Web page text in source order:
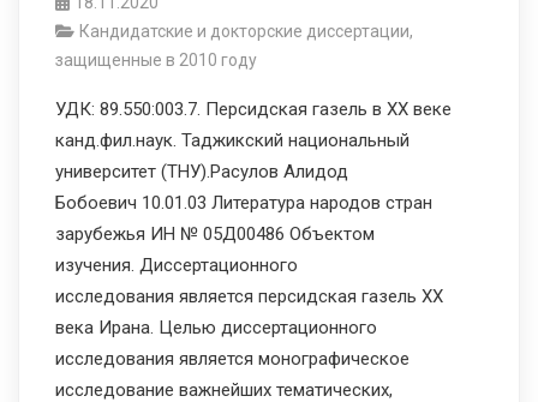
Кандидатские и докторские диссертации,
защищенные в 2010 году
УДК: 89.550:003.7. Персидская газель в ХХ веке
канд.фил.наук. Таджикский национальный
университет (ТНУ).Расулов Алидод
Бобоевич 10.01.03 Литература народов стран
зарубежья ИН № 05Д00486 Объектом
изучения. Диссертационного
исследования является персидская газель XX
века Ирана. Целью диссертационного
исследования является монографическое
исследование важнейших тематических,